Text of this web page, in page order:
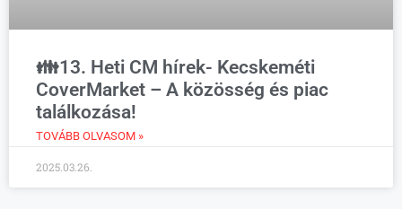
👪13. Heti CM hírek- Kecskeméti
CoverMarket – A közösség és piac
találkozása!
TOVÁBB OLVASOM »
2025.03.26.